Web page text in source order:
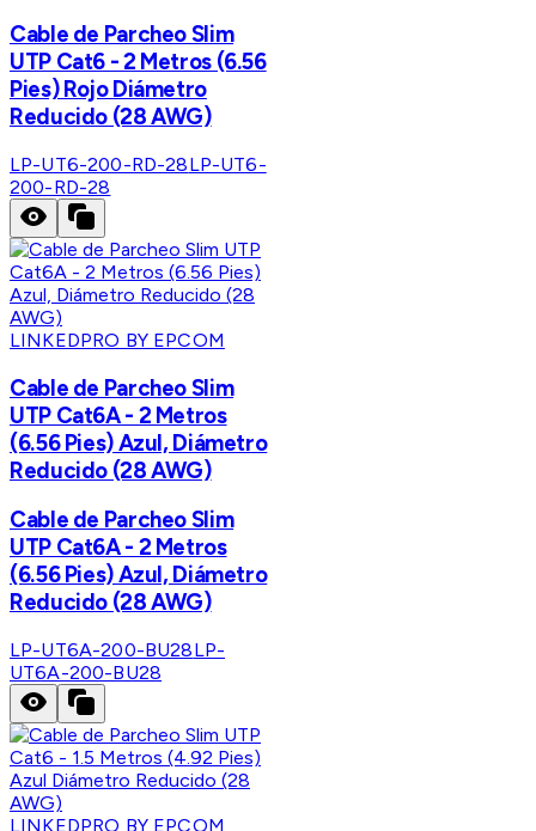
Cable de Parcheo Slim
UTP Cat6 - 2 Metros (6.56
Pies) Rojo Diámetro
Reducido (28 AWG)
LP-UT6-200-RD-28LP-UT6-
200-RD-28
LINKEDPRO BY EPCOM
Cable de Parcheo Slim
UTP Cat6A - 2 Metros
(6.56 Pies) Azul, Diámetro
Reducido (28 AWG)
Cable de Parcheo Slim
UTP Cat6A - 2 Metros
(6.56 Pies) Azul, Diámetro
Reducido (28 AWG)
LP-UT6A-200-BU28LP-
UT6A-200-BU28
LINKEDPRO BY EPCOM